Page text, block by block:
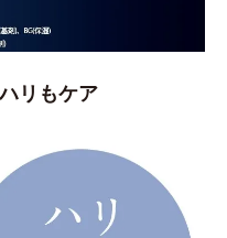
リもケア